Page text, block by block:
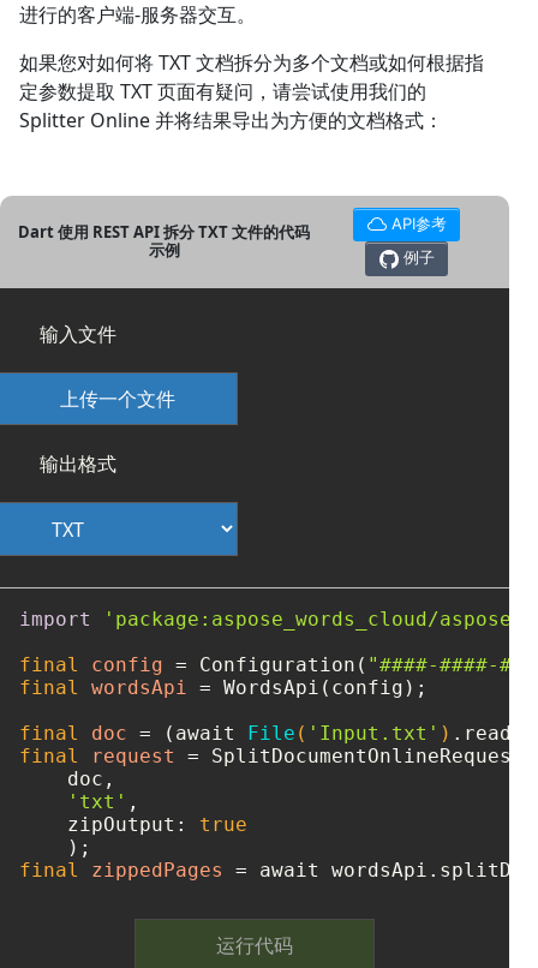
进行的客户端-服务器交互。
如果您对如何将 TXT 文档拆分为多个文档或如何根据指
定参数提取 TXT 页面有疑问，请尝试使用我们的
Splitter Online 并将结果导出为方便的文档格式：
Dart 使用 REST API 拆分 TXT 文件的代码
示例
API参考
例子
输入文件
上传一个文件
输出格式
import
'package:aspose_words_cloud/
final
config = Configuration( "####-####-
final
wordsApi = WordsApi(config);
final
doc = (await File ( 'Input.txt' )
final
request = SplitDocumentOnlineRequest(
    doc,
'txt' ,
    zipOutput:
true
final
zippedPages = await
运行代码